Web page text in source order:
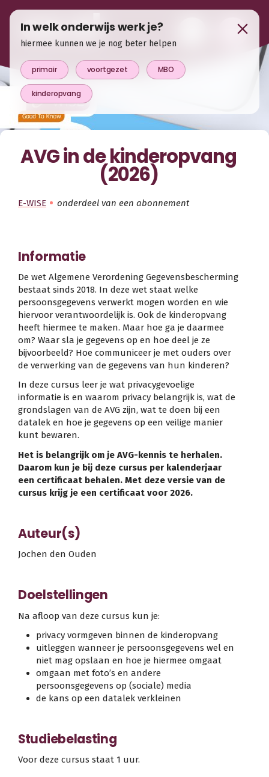
AVG in de kinderopvang
(2026)
E-WISE onderdeel van een abonnement
Informatie
De wet Algemene Verordening Gegevensbescherming
bestaat sinds 2018. In deze wet staat welke
persoonsgegevens verwerkt mogen worden en wie
hiervoor verantwoordelijk is. Ook de kinderopvang
heeft hiermee te maken. Maar hoe ga je daarmee
om? Waar sla je gegevens op en hoe deel je ze
bijvoorbeeld? Hoe communiceer je met ouders over
de verwerking van de gegevens van hun kinderen?
In deze cursus leer je wat privacygevoelige
informatie is en waarom privacy belangrijk is, wat de
grondslagen van de AVG zijn, wat te doen bij een
datalek en hoe je gegevens op een veilige manier
kunt bewaren.
Het is belangrijk om je AVG-kennis te herhalen.
Daarom kun je bij deze cursus per kalenderjaar
een certificaat behalen. Met deze versie van de
cursus krijg je een certificaat voor 2026.
Auteur(s)
Jochen den Ouden
Doelstellingen
Na afloop van deze cursus kun je:
privacy vormgeven binnen de kinderopvang
uitleggen wanneer je persoonsgegevens wel en
niet mag opslaan en hoe je hiermee omgaat
omgaan met foto’s en andere
persoonsgegevens op (sociale) media
de kans op een datalek verkleinen
Studiebelasting
Voor deze cursus staat 1 uur.
In welk onderwijs werk je?
hiermee kunnen we je nog beter helpen
primair voortgezet MBO
kinderopvang